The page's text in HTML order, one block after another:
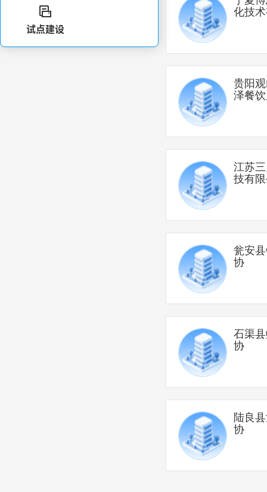

试点建设
化技
贵阳
泽餐
江苏
技有
瓮安
协
石渠
协
陆良
协